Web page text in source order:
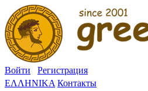
Войти
Регистрация
ΕΛΛΗΝΙΚΑ Контакты